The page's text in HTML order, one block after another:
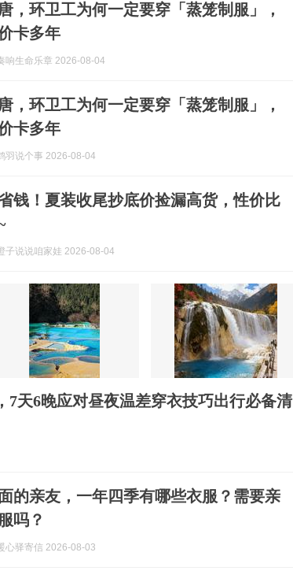
，环卫工为何一定要穿「蒸笼制服」，
卡多年
响生命乐章 2026-08-04
，环卫工为何一定要穿「蒸笼制服」，
卡多年
羽说个事 2026-08-04
钱！夏装收尾抄底价捡漏高货，性价比
子说说咱家娃 2026-08-04
7天6晚应对昼夜温差穿衣技巧出行必备清
的亲友，一年四季有哪些衣服？需要亲
吗？
心驿寄信 2026-08-03